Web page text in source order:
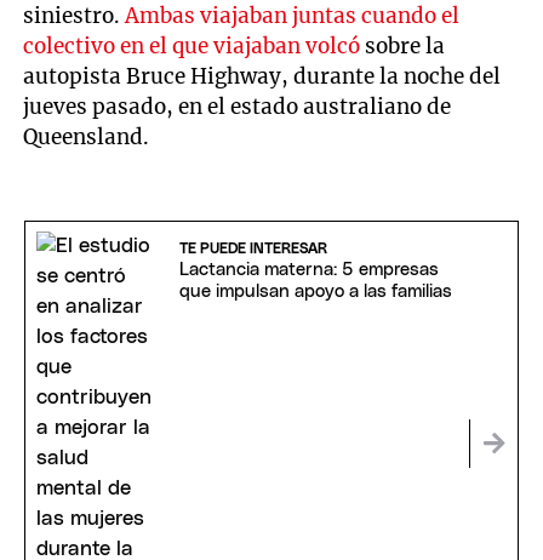
siniestro.Ambas viajaban juntas cuando el
colectivo en el que viajaban volcó sobre la
autopista Bruce Highway, durante la noche del
jueves pasado, en el estado australiano de
Queensland.
TE PUEDE INTERESAR
Lactancia materna: 5 empresas
que impulsan apoyo a las familias